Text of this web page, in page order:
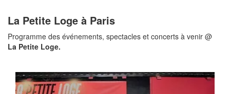
La Petite Loge à Paris
Programme des événements, spectacles et concerts à venir @
La Petite Loge.